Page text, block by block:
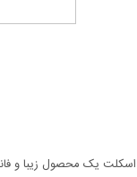
اسکلت یک محصول زیبا و